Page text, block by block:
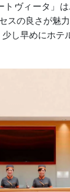
トヴィータ」
スの良さが魅
し早めにホテ